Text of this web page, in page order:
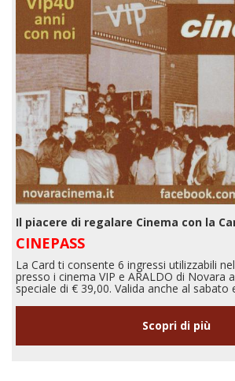
Il piacere di regalare Cinema con la
CINEPASS
La Card ti consente 6 ingressi utilizzabili
presso i cinema VIP e ARALDO di Novara
speciale di € 39,00. Valida anche al sabato
Scopri di più